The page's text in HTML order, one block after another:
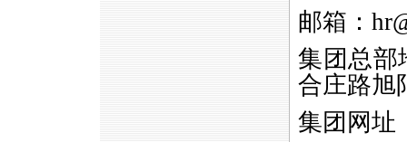
邮箱：
集团总部
合庄路旭
集团网址